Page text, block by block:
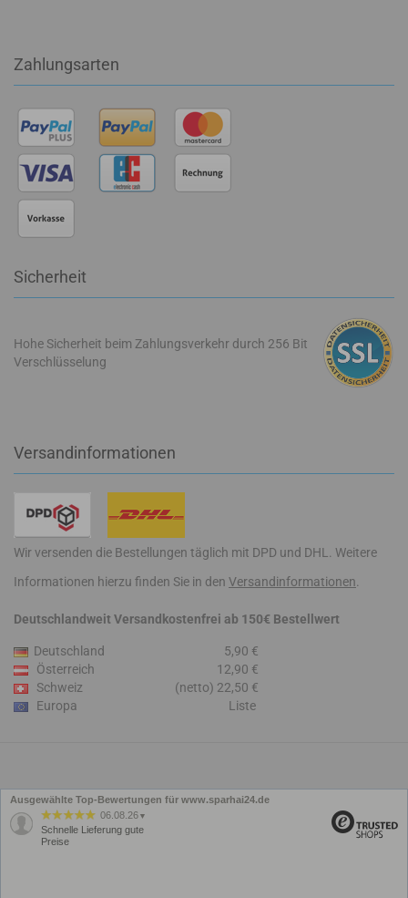
Zahlungsarten
Sicherheit
Hohe Sicherheit beim Zahlungsverkehr durch 256 Bit
Verschlüsselung
Versandinformationen
Wir versenden die Bestellungen täglich mit DPD und DHL. Weitere
Informationen hierzu finden Sie in den Versandinformationen
Deutschlandweit Versandkostenfrei ab 150€ Bestellwert
Deutschland
5,90 €
Österreich
12,90 €
Schweiz
(netto) 22,50 €
Europa
Liste
Ausgewählte Top-Bewertungen für www.sparhai24.de
06.08.26 ▼
Schnelle Lieferung gute
Preise